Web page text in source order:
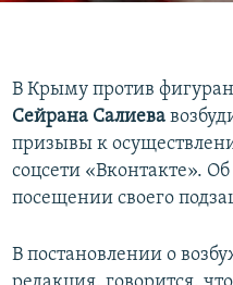
В Крыму против
Сейрана Салиева
призывы к
соцсети «Вконтакте».
посещении своего
В постановлении о